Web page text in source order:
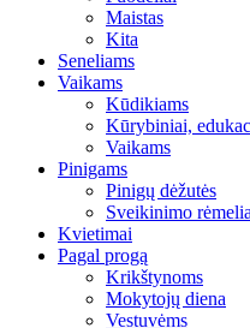
Maistas
Kita
Seneliams
Vaikams
Kūdikiams
Kūrybiniai,
Vaikams
Pinigams
Pinigų dėžutės
Sveikinimo
Kvietimai
Pagal progą
Krikštynoms
Mokytojų diena
Vestuvėms